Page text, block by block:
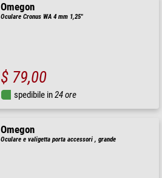
Omegon
Oculare Cronus WA 4 mm 1,25"
$ 79,00
spedibile in24 ore
Omegon
Oculare e valigetta porta accessori , grande